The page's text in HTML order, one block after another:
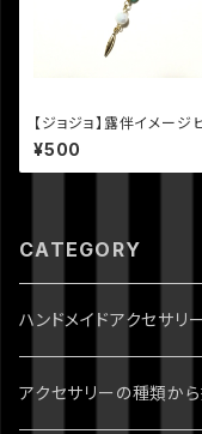
【ジョジョ】露伴イメージ
er.2
¥500
CATEGORY
ハンドメイドアクセサリ
ジョジョの奇妙な冒険
アクセサリーの種類か